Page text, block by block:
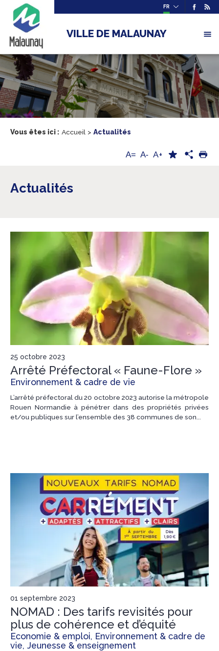
FR
VILLE DE MALAUNAY
Vous êtes ici : Accueil > Actualités
A= A- A+
Actualités
25 octobre 2023
Arrêté Préfectoral « Faune-Flore »
Environnement & cadre de vie
L’arrêté préfectoral du 20 octobre 2023 autorise la métropole
Rouen Normandie à pénétrer dans des propriétés privées
et/ou publiques sur l’ensemble des 38 communes de son...
01 septembre 2023
NOMAD : Des tarifs revisités pour
plus de cohérence et d’équité
Economie & emploi, Environnement & cadre de
vie, Jeunesse & enseignement